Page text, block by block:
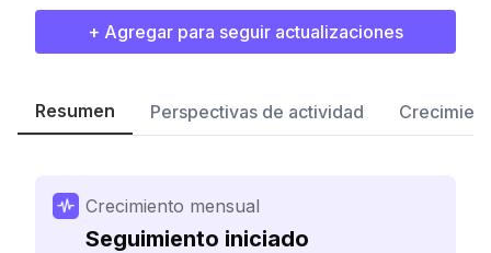
+ Agregar para seguir actualizaciones
Resumen Perspectivas de actividad
Crecimiento mensual
Seguimiento iniciado